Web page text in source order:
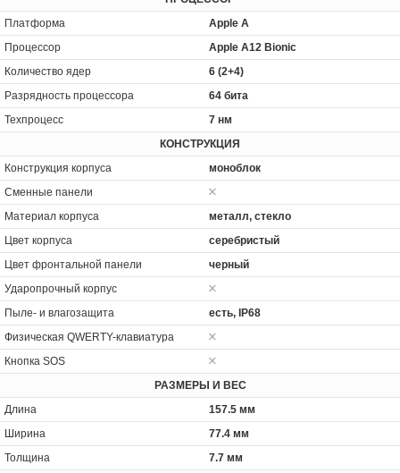
Платформа
Apple A
Процессор
Apple A12 Bionic
Количество ядер
6 (2+4)
Разрядность процессора
64 бита
Техпроцесс
7 нм
КОНСТРУКЦИЯ
Конструкция корпуса
моноблок
Сменные панели
Материал корпуса
металл, стекло
Цвет корпуса
серебристый
Цвет фронтальной панели
черный
Ударопрочный корпус
Пыле- и влагозащита
есть, IP68
Физическая QWERTY-клавиатура
Кнопка SOS
РАЗМЕРЫ И ВЕС
Длина
157.5 мм
Ширина
77.4 мм
Толщина
7.7 мм